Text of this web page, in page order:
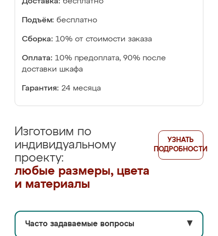
Подъём: бесплатно
Сборка: 10% от стоимости заказа
Оплата: 10% предоплата, 90% после
доставки шкафа
Гарантия: 24 месяца
Изготовим по
индивидуальному
проекту:
любые размеры, цвета
и материалы
УЗНАТЬ
ПОДРОБНОСТИ
Часто задаваемые вопросы ▼